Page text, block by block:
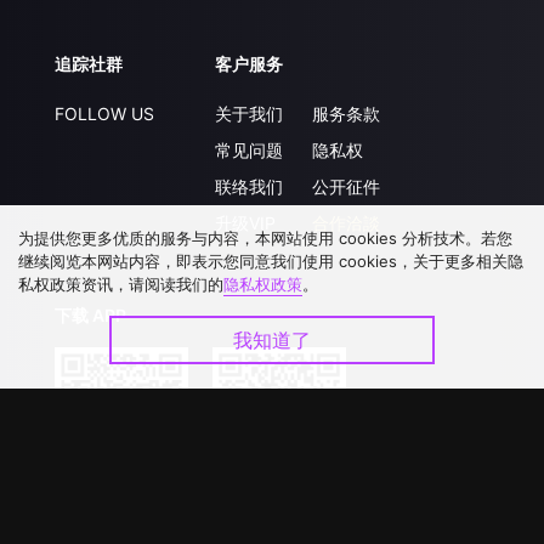
追踪社群
FOLLOW US
客户服务
关于我们
常见问题
联络我们
服务条款
隐私权
公开征件
下载 APP
为提供您更多优质的服务与内容，本网站使用 cookies 分析技术。若您
继续阅览本网站内容，即表示您同意我们使用 cookies，关于更多相关隐
私权政策资讯，请阅读我们的隐私权政策。
我知道了